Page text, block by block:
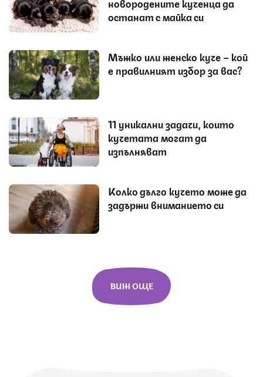
новородените кученца да
останат с майка си
Мъжко или женско куче – кой
е правилният избор за вас?
11 уникални задачи, които
кучетата могат да
изпълняват
Колко дълго кучето може да
задържи вниманието си
ВИЖ ОЩЕ